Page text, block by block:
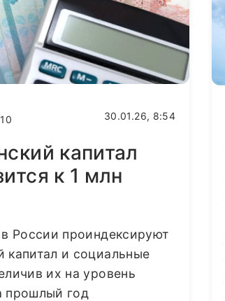
10 30.01.26, 8:54
капитал
к 1 млн
России проиндексируют
капитал и социальные
их на уровень
прошлый год